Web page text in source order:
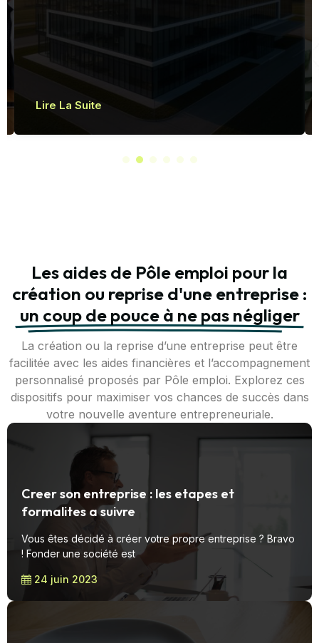
Lire La Suite
Les aides de Pôle emploi pour la
création ou reprise d'une entreprise :
un coup de pouce à ne pas négliger
La création ou la reprise d’une entreprise peut être
facilitée avec les aides financières et l’accompagnement
personnalisé proposés par Pôle emploi. Explorez ces
dispositifs pour maximiser vos chances de succès dans
votre nouvelle aventure entrepreneuriale.
Creer son entreprise : les etapes et
formalites a suivre
Vous êtes décidé à créer votre propre entreprise ? Bravo
! Fonder une société est
24 juin 2023